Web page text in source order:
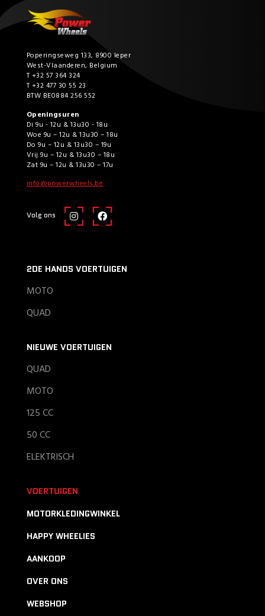
Poperingseweg 133, 8900 Ieper
West-Vlaanderen, Belgium
T +32 57 364 324
T +32 477 30 55 23
BTW BE0884 256 552
Openingsuren
Di 9u - 12u & 13u30 - 18u
Woe 9u – 12u & 13u30 – 18u
Do 9u – 12u & 13u30 – 19u
Vrij 9u – 12u & 13u30 – 18u
Zat 9u – 12u & 13u30 – 17u
info@powerwheels.be
Volg ons
2DE HANDS VOERTUIGEN
MOTO
QUAD
NIEUWE VOERTUIGEN
QUAD
MOTO
125 CC
50 CC
ELEKTRISCH
VOERTUIGEN
MOTORKLEDINGWINKEL
HAPPY WHEELIES
AANKOOP
OVER ONS
WEBSHOP